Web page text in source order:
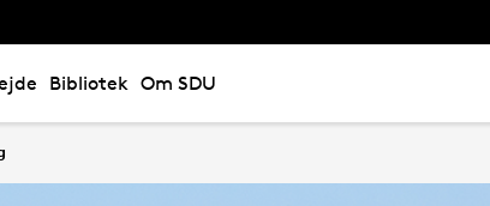
Bibliotek Om SDU